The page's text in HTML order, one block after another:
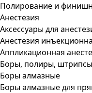
Полирование и
Анестезия
Аксессуары для
Анестезия
Аппликационная
Боры, полиры, штрипсы
Боры алмазные
Боры алмазные для